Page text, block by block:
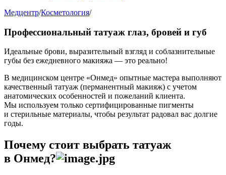
Медцентр/Косметология/
Профессиональный татуаж глаз, бровей и губ
Идеальные брови, выразительный взгляд и соблазнительные
губы без ежедневного макияжа — это реально!
В медицинском центре «Онмед» опытные мастера выполняют
качественный татуаж (перманентный макияж) с учетом
анатомических особенностей и пожеланий клиента.
Мы используем только сертифицированные пигменты
и стерильные материалы, чтобы результат радовал вас долгие
годы.
Почему стоит выбрать татуаж
в Онмед?